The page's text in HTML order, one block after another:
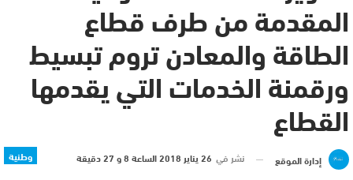
المقدمة من طرف قطاع
الطاقة والمعادن تروم تبسيط
ورقمنة الخدمات التي يقدمها
القطاع
وطنية إدارة الموقع نشر في 26 يناير 2018 الساعة 8 و 27 دقيقة